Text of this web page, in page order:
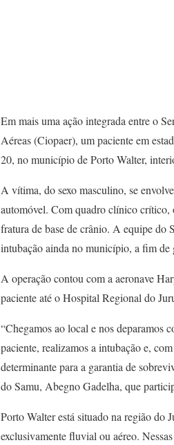
Em mais uma ação integrada entre o
Aéreas (Ciopaer), um paciente em
20, no município de Porto Walter,
A vítima, do sexo masculino, se
automóvel. Com quadro clínico crítico,
fratura de base de crânio. A equipe do
intubação ainda no município, a fim de
A operação contou com a aeronave
paciente até o Hospital Regional do
“Chegamos ao local e nos deparamos
paciente, realizamos a intubação e,
determinante para a garantia de
do Samu, Abegno Gadelha, que
Porto Walter está situado na região do
exclusivamente fluvial ou aéreo.